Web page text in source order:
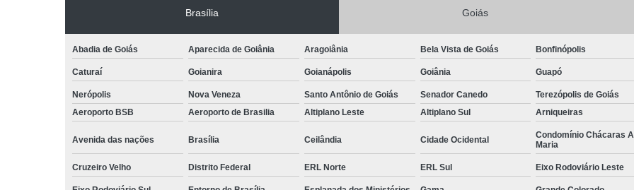
Empresa Especialista em Gestão
Empresa Especializada em
Gestão de Obras de
Gestão de Obras de
Brasília Goiás
Abadia de Goiás Aparecida de Goiânia Aragoiânia Bela Vista de Goiás Bonfinópolis
Caturaí Goianira Goianápolis Goiânia Guapó
Nerópolis Nova Veneza Santo Antônio de Goiás Senador Canedo Terezópolis de Goiás
Aeroporto BSB
Aeroporto de Brasilia Altiplano Leste Altiplano Sul Arniqueiras
Avenida das nações Brasília Ceilândia Cidade Ocidental
Condomínio Chácaras
Maria
Cruzeiro Velho Distrito Federal ERL Norte ERL Sul Eixo Rodoviário Leste